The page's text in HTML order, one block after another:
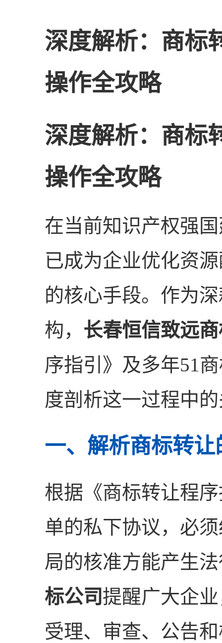
深度解析：商标
操作全攻略
深度解析：商标
操作全攻略
在当前知识产权强
已成为企业优化资
的核心手段。作为
构， 长春恒信致远
序指引》及多年51
度剖析这一过程中
一、解析商标转
根据《商标转让程
单的私下协议，必
局的核准方能产生
标公司提醒广大企
受理、审查、公告